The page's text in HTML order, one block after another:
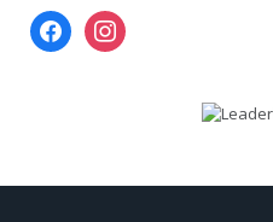
facebookinstagram